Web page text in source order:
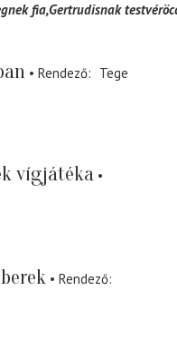
fia,Gertrudisnak
Rendező
Tege
vígjátéka
Rendező